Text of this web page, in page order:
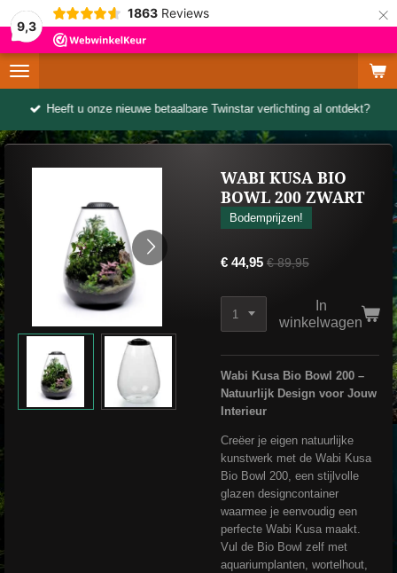
9,3
1863 Reviews ×
Heeft u onze nieuwe betaalbare Twinstar verlichting al ontdekt?
WABI KUSA BIO
BOWL 200 ZWART
Bodemprijzen!
€ 44,95 € 89,95
In
winkelwagen
Wabi Kusa Bio Bowl 200 –
Natuurlijk Design voor Jouw
Interieur
Creëer je eigen natuurlijke
kunstwerk met de Wabi Kusa
Bio Bowl 200, een stijlvolle
glazen designcontainer
waarmee je eenvoudig een
perfecte Wabi Kusa maakt.
Vul de Bio Bowl zelf met
aquariumplanten, wortelhout,